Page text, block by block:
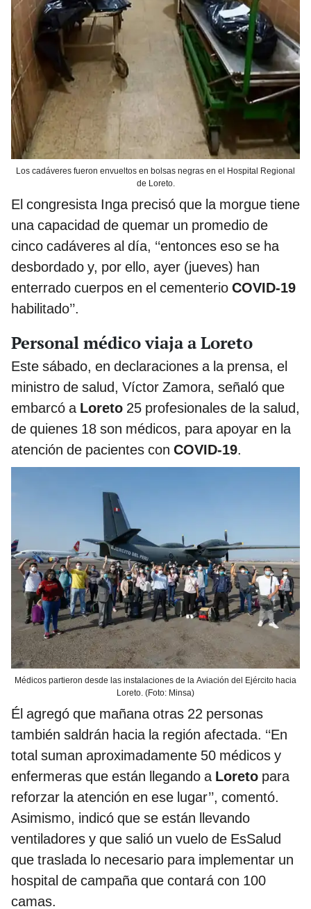
Los cadáveres fueron envueltos en bolsas negras en el Hospital Regional
de Loreto.
El congresista Inga precisó que la morgue tiene
una capacidad de quemar un promedio de
cinco cadáveres al día, ‘‘entonces eso se ha
desbordado y, por ello, ayer (jueves) han
enterrado cuerpos en el cementerio COVID-19
habilitado’’.
Personal médico viaja a Loreto
Este sábado, en declaraciones a la prensa, el
ministro de salud, Víctor Zamora, señaló que
embarcó a Loreto 25 profesionales de la salud,
de quienes 18 son médicos, para apoyar en la
atención de pacientes con COVID-19.
Médicos partieron desde las instalaciones de la Aviación del Ejército hacia
Loreto. (Foto: Minsa)
Él agregó que mañana otras 22 personas
también saldrán hacia la región afectada. ‘‘En
total suman aproximadamente 50 médicos y
enfermeras que están llegando a Loreto para
reforzar la atención en ese lugar’’, comentó.
Asimismo, indicó que se están llevando
ventiladores y que salió un vuelo de EsSalud
que traslada lo necesario para implementar un
hospital de campaña que contará con 100
camas.